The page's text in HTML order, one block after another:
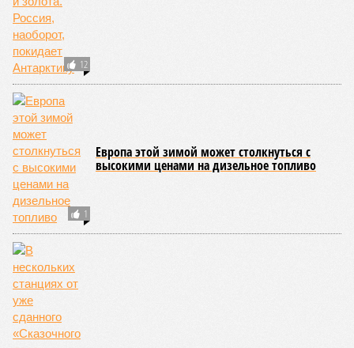
12
1
Европа этой зимой может столкнуться с
высокими ценами на дизельное топливо